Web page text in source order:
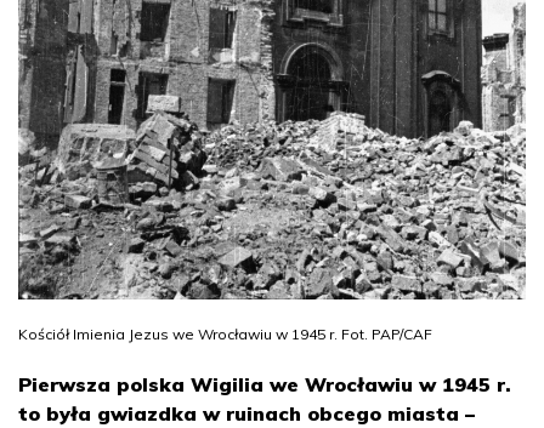
Kościół Imienia Jezus we Wrocławiu w 1945 r. Fot. PAP/CAF
Pierwsza polska Wigilia we Wrocławiu w 1945 r.
to była gwiazdka w ruinach obcego miasta –